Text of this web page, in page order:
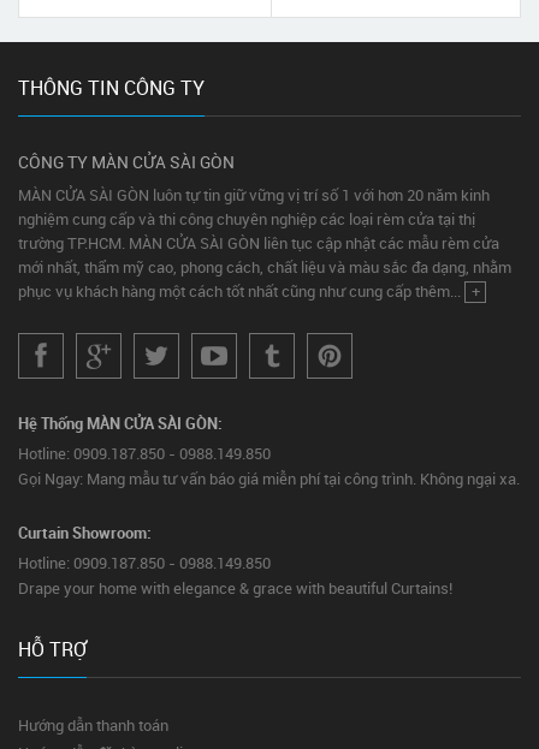
HCM
THÔNG TIN CÔNG TY
CÔNG TY MÀN CỬA SÀI GÒN
MÀN CỬA SÀI GÒN luôn tự tin giữ vững vị trí số 1 với hơn 20 năm kinh
nghiệm cung cấp và thi công chuyên nghiệp các loại rèm cửa tại thị
trường TP.HCM. MÀN CỬA SÀI GÒN liên tục cập nhật các mẫu rèm cửa
mới nhất, thẩm mỹ cao, phong cách, chất liệu và màu sắc đa dạng, nhằm
phục vụ khách hàng một cách tốt nhất cũng như cung cấp thêm... +
Hệ Thống MÀN CỬA SÀI GÒN:
Hotline: 0909.187.850 - 0988.149.850
Gọi Ngay: Mang mẫu tư vấn báo giá miễn phí tại công trình. Không ngại xa.
Curtain Showroom:
Hotline: 0909.187.850 - 0988.149.850
Drape your home with elegance & grace with beautiful Curtains!
HỖ TRỢ
Hướng dẫn thanh toán